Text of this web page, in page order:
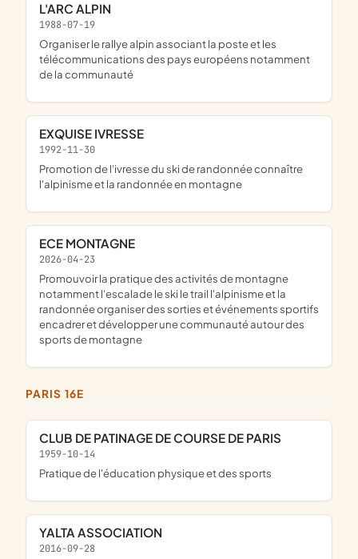
L'ARC ALPIN
1988-07-19
organiser le rallye alpin associant la poste et les
télécommunications des pays européens notamment
de la communauté
EXQUISE IVRESSE
1992-11-30
promotion de l'ivresse du ski de randonnée connaître
l'alpinisme et la randonnée en montagne
ECE MONTAGNE
2026-04-23
promouvoir la pratique des activités de montagne
notamment l'escalade le ski le trail l'alpinisme et la
randonnée organiser des sorties et événements sportifs
encadrer et développer une communauté autour des
sports de montagne
PARIS 16E
CLUB DE PATINAGE DE COURSE DE PARIS
1959-10-14
pratique de l'éducation physique et des sports
YALTA ASSOCIATION
2016-09-28